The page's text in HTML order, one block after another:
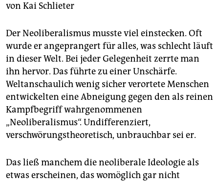
unterstützen
abo
genossenschaft
epaper login
von Kai Schlieter
Der Neoliberalismus musste viel einstecken. Oft
wurde er angeprangert für alles, was schlecht läuft
in dieser Welt. Bei jeder Gelegenheit zerrte man
ihn hervor. Das führte zu einer Unschärfe.
Weltanschaulich wenig sicher verortete Menschen
entwickelten eine Abneigung gegen den als reinen
Kampfbegriff wahrgenommenen
„Neoliberalismus“. Undifferenziert,
verschwörungstheoretisch, unbrauchbar sei er.
Das ließ manchem die neoliberale Ideologie als
etwas erscheinen, das womöglich gar nicht